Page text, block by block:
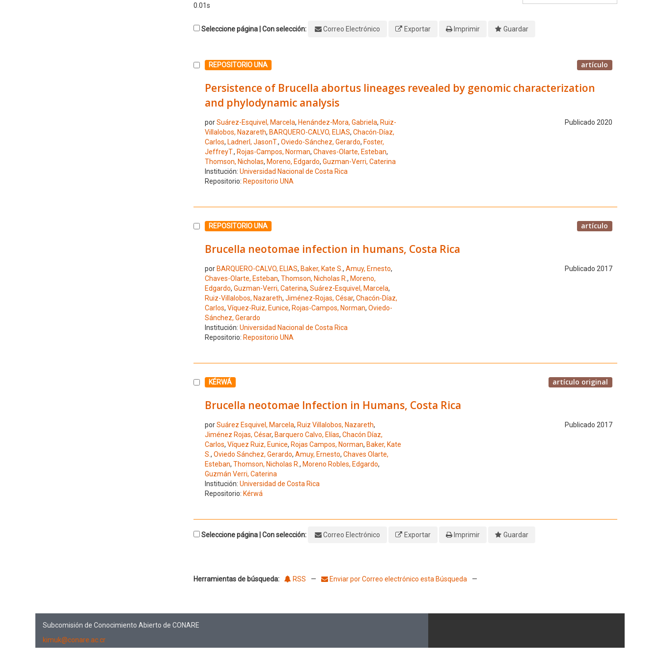
0.01s
Seleccione página | Con selección: Correo Electrónico Exportar Imprimir Guardar
Seleccione el número de resultado 1
REPOSITORIO UNA artículo
Persistence of Brucella abortus lineages revealed by genomic characterization
and phylodynamic analysis
porSuárez-Esquivel, Marcela, Henández-Mora, Gabriela, Ruiz-
Villalobos, Nazareth, BARQUERO-CALVO, ELIAS, Chacón-Díaz,
Carlos, LadnerI, JasonT., Oviedo-Sánchez, Gerardo, Foster,
JeffreyT., Rojas-Campos, Norman, Chaves-Olarte, Esteban,
Thomson, Nicholas, Moreno, Edgardo, Guzman-Verri, Caterina
Publicado 2020
Institución: Universidad Nacional de Costa Rica
Repositorio: Repositorio UNA
Seleccione el número de resultado 2
REPOSITORIO UNA artículo
Brucella neotomae infection in humans, Costa Rica
por BARQUERO-CALVO, ELIAS, Baker, Kate S., Amuy, Ernesto,
Chaves-Olarte, Esteban, Thomson, Nicholas R., Moreno,
Edgardo, Guzman-Verri, Caterina, Suárez-Esquivel, Marcela,
Ruiz-Villalobos, Nazareth, Jiménez-Rojas, César, Chacón-Díaz,
Carlos, Víquez-Ruiz, Eunice, Rojas-Campos, Norman, Oviedo-
Sánchez, Gerardo
Publicado 2017
Institución: Universidad Nacional de Costa Rica
Repositorio: Repositorio UNA
Seleccione el número de resultado 3
KÉRWÁ artículo original
Brucella neotomae Infection in Humans, Costa Rica
porSuárez Esquivel, Marcela, Ruiz Villalobos, Nazareth,
Jiménez Rojas, César, Barquero Calvo, Elías, Chacón Díaz,
Carlos, Víquez Ruiz, Eunice, Rojas Campos, Norman, Baker, Kate
S., Oviedo Sánchez, Gerardo, Amuy, Ernesto, Chaves Olarte,
Esteban, Thomson, Nicholas R., Moreno Robles, Edgardo,
Guzmán Verri, Caterina
Publicado 2017
Institución: Universidad de Costa Rica
Repositorio: Kérwá
Seleccione página | Con selección: Correo Electrónico Exportar Imprimir Guardar
Herramientas de búsqueda: RSS — Enviar por Correo electrónico esta Búsqueda —
Subcomisión de Conocimiento Abierto de CONARE
kimuk@conare.ac.cr